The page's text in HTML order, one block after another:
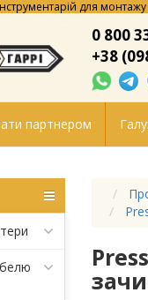
для
0 800
+38
партнером